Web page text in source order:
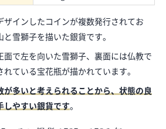
ザインしたコインが複数発行されてお
雪獅子を描いた銀貨です。
面で左を向いた雪獅子、裏面には仏教で
ている宝花瓶が描かれています。
が多いと考えられることから、状態の良
しやすい銀貨です。